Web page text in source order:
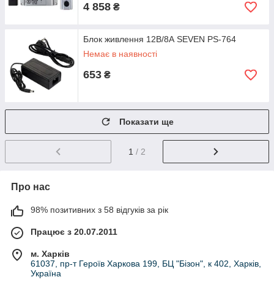
4 858 ₴
Блок живлення 12В/8А SEVEN PS-764
Немає в наявності
653 ₴
Показати ще
1 / 2
Про нас
98% позитивних з 58 відгуків за рік
Працює з 20.07.2011
м. Харків
61037, пр-т Героїв Харкова 199, БЦ "Бізон", к 402, Харків,
Україна